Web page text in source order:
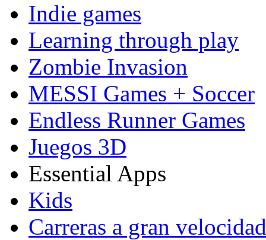
Indie games
Learning through play
Zombie Invasion
MESSI Games + Soccer
Endless Runner Games
Juegos 3D
Essential Apps
Kids
Carreras a gran velocidad